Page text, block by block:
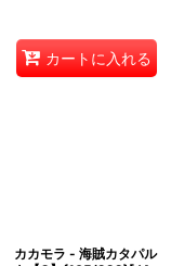
カートに入れる
カカモラ - 海賊カタパル